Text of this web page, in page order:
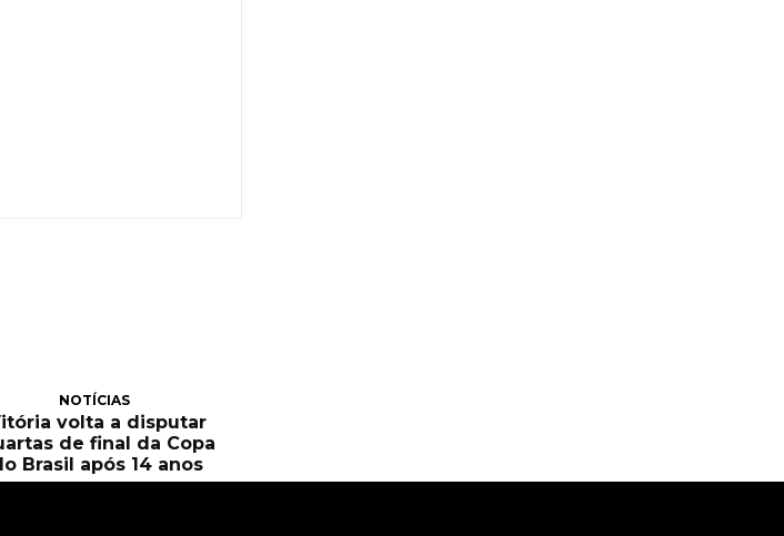
NOTÍCIAS
volta a disputar
de final da Copa
Brasil após 14 anos